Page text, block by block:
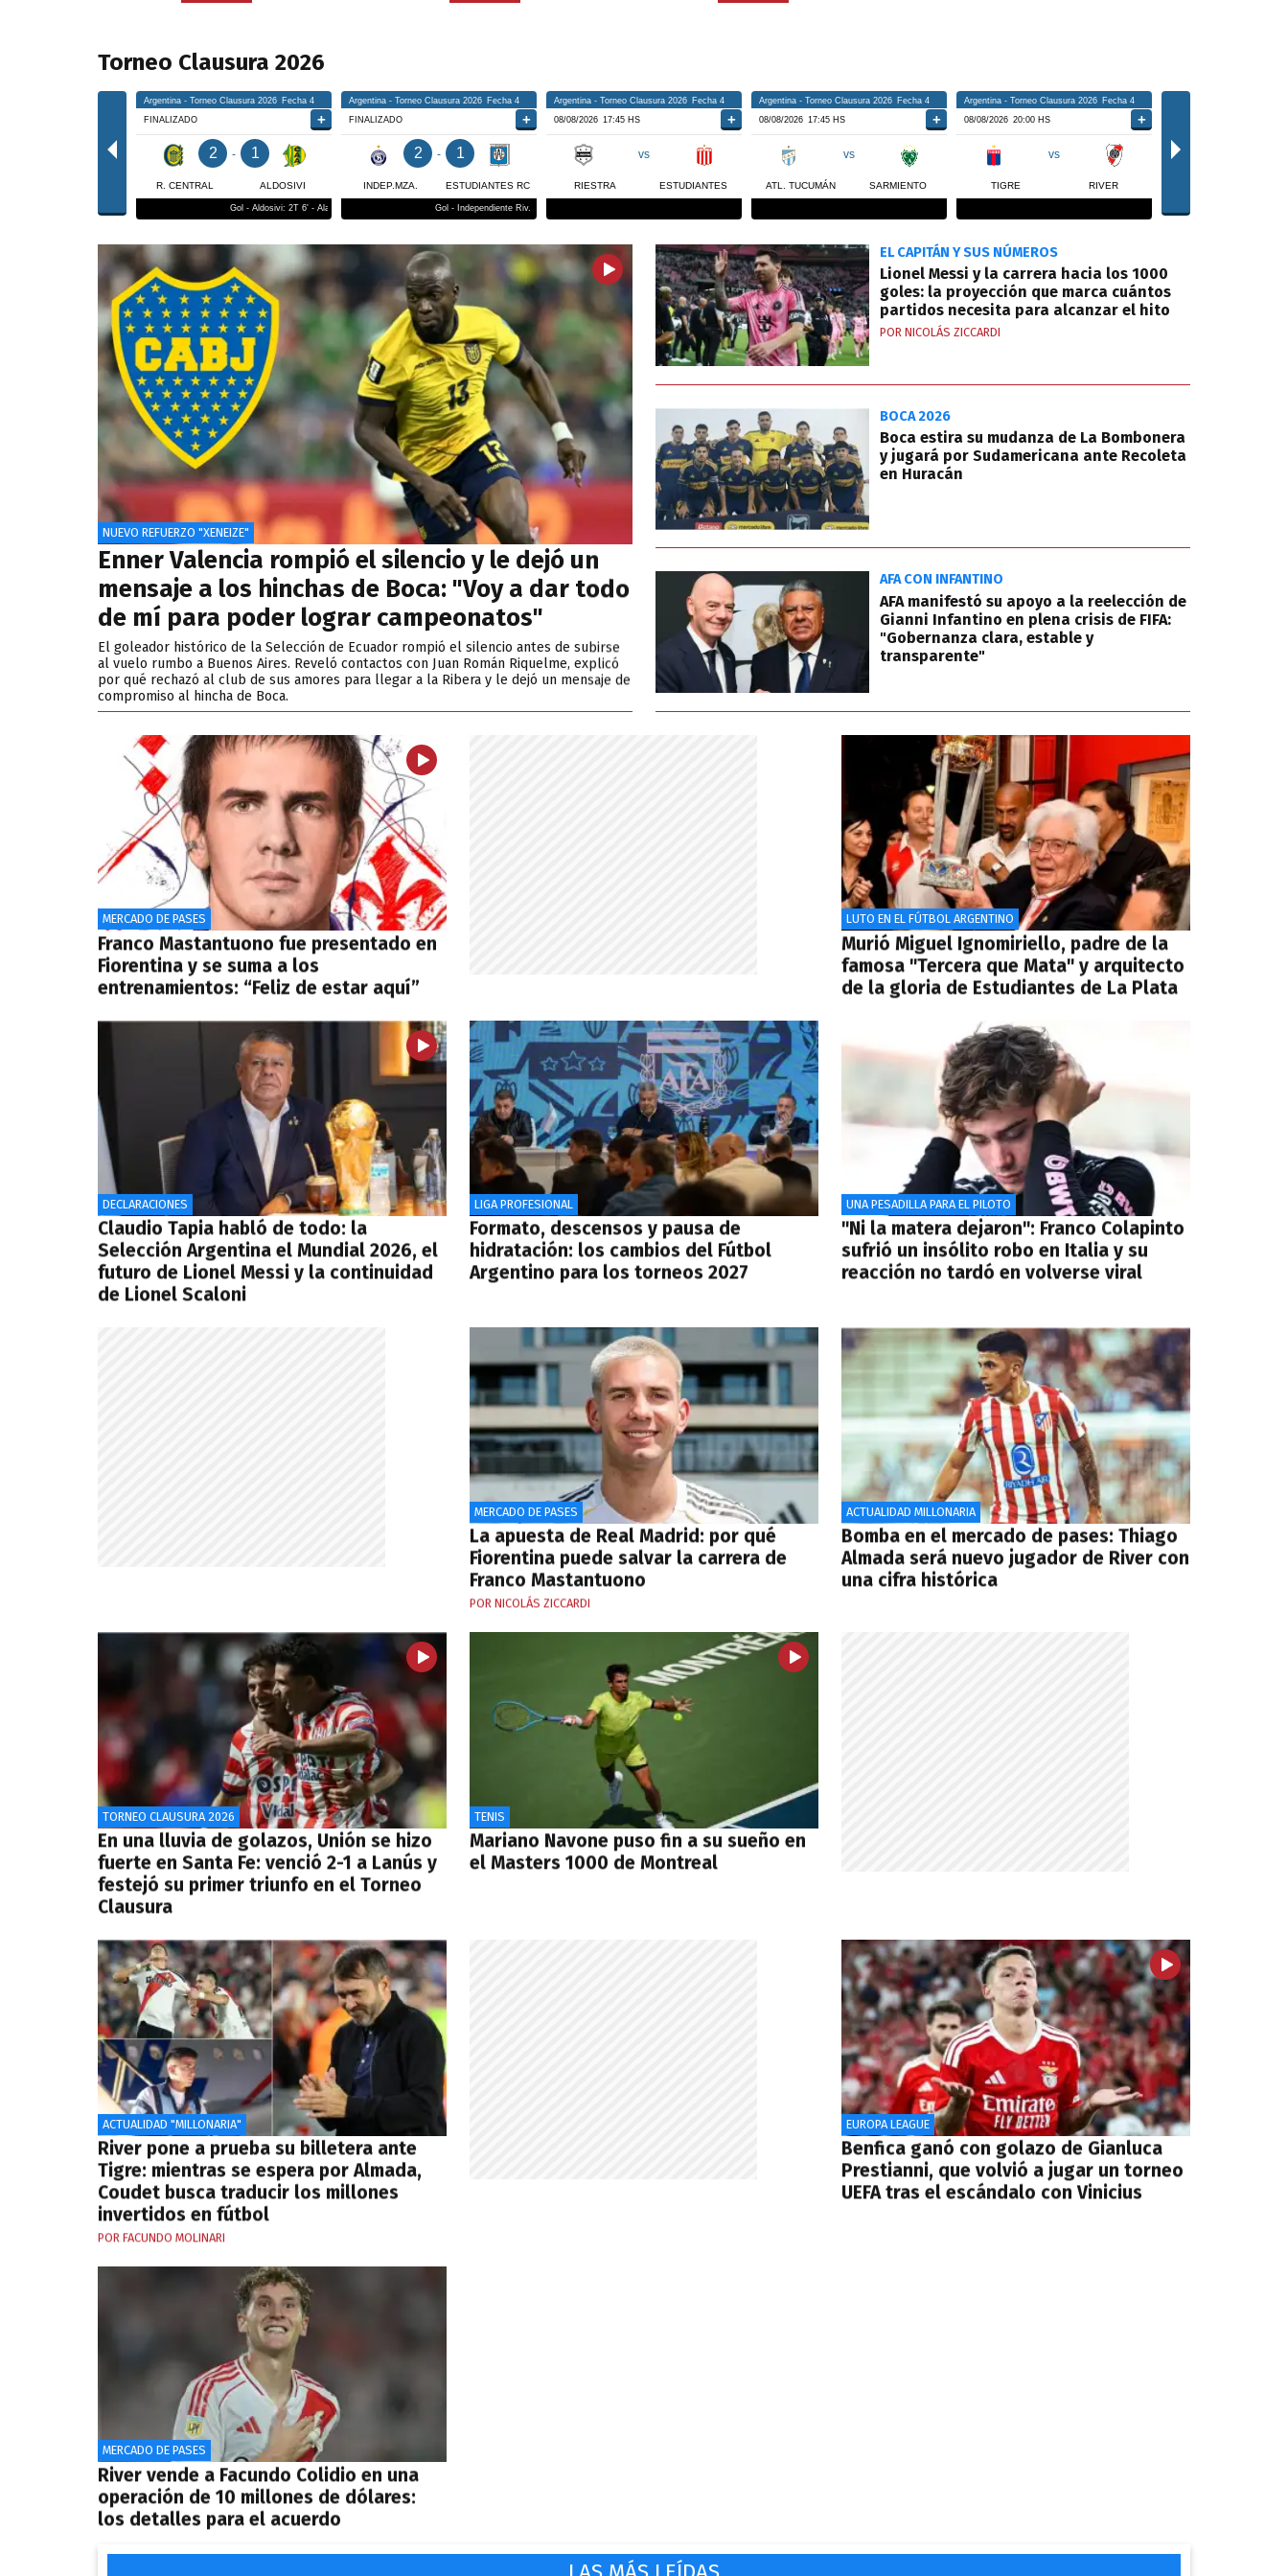
Torneo Clausura 2026
NUEVO REFUERZO "XENEIZE"
Enner Valencia rompió el silencio y le dejó un
mensaje a los hinchas de Boca: "Voy a dar todo
de mí para poder lograr campeonatos"
El goleador histórico de la Selección de Ecuador rompió el silencio antes de subirse
al vuelo rumbo a Buenos Aires. Reveló contactos con Juan Román Riquelme, explicó
por qué rechazó al club de sus amores para llegar a la Ribera y le dejó un mensaje de
compromiso al hincha de Boca.
EL CAPITÁN Y SUS NÚMEROS
Lionel Messi y la carrera hacia los 1000
goles: la proyección que marca cuántos
partidos necesita para alcanzar el hito
POR NICOLÁS ZICCARDI
BOCA 2026
Boca estira su mudanza de La Bombonera
y jugará por Sudamericana ante Recoleta
en Huracán
AFA CON INFANTINO
AFA manifestó su apoyo a la reelección de
Gianni Infantino en plena crisis de FIFA:
"Gobernanza clara, estable y
transparente"
MERCADO DE PASES
Franco Mastantuono fue presentado en
Fiorentina y se suma a los
entrenamientos: “Feliz de estar aquí”
LUTO EN EL FÚTBOL ARGENTINO
Murió Miguel Ignomiriello, padre de la
famosa "Tercera que Mata" y arquitecto
de la gloria de Estudiantes de La Plata
DECLARACIONES
Claudio Tapia habló de todo: la
Selección Argentina el Mundial 2026, el
futuro de Lionel Messi y la continuidad
de Lionel Scaloni
LIGA PROFESIONAL
Formato, descensos y pausa de
hidratación: los cambios del Fútbol
Argentino para los torneos 2027
UNA PESADILLA PARA EL PILOTO
"Ni la matera dejaron": Franco Colapinto
sufrió un insólito robo en Italia y su
reacción no tardó en volverse viral
MERCADO DE PASES
La apuesta de Real Madrid: por qué
Fiorentina puede salvar la carrera de
Franco Mastantuono
POR NICOLÁS ZICCARDI
ACTUALIDAD MILLONARIA
Bomba en el mercado de pases: Thiago
Almada será nuevo jugador de River con
una cifra histórica
TORNEO CLAUSURA 2026
En una lluvia de golazos, Unión se hizo
fuerte en Santa Fe: venció 2-1 a Lanús y
festejó su primer triunfo en el Torneo
Clausura
TENIS
Mariano Navone puso fin a su sueño en
el Masters 1000 de Montreal
ACTUALIDAD "MILLONARIA"
River pone a prueba su billetera ante
Tigre: mientras se espera por Almada,
Coudet busca traducir los millones
invertidos en fútbol
POR FACUNDO MOLINARI
EUROPA LEAGUE
Benfica ganó con golazo de Gianluca
Prestianni, que volvió a jugar un torneo
UEFA tras el escándalo con Vinicius
MERCADO DE PASES
River vende a Facundo Colidio en una
operación de 10 millones de dólares:
los detalles para el acuerdo